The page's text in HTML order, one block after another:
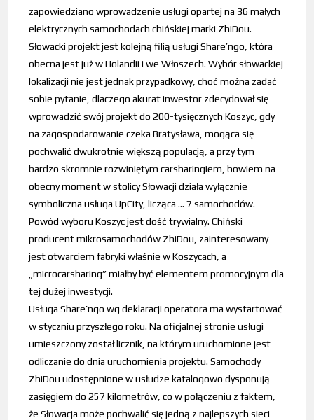
zapowiedziano wprowadzenie usługi opartej na 36 małych
elektrycznych samochodach chińskiej marki ZhiDou.
Słowacki projekt jest kolejną filią usługi Share’ngo, która
obecna jest już w Holandii i we Włoszech. Wybór słowackiej
lokalizacji nie jest jednak przypadkowy, choć można zadać
sobie pytanie, dlaczego akurat inwestor zdecydował się
wprowadzić swój projekt do 200-tysięcznych Koszyc, gdy
na zagospodarowanie czeka Bratysława, mogąca się
pochwalić dwukrotnie większą populacją, a przy tym
bardzo skromnie rozwiniętym carsharingiem, bowiem na
obecny moment w stolicy Słowacji działa wyłącznie
symboliczna usługa UpCity, licząca … 7 samochodów.
Powód wyboru Koszyc jest dość trywialny. Chiński
producent mikrosamochodów ZhiDou, zainteresowany
jest otwarciem fabryki właśnie w Koszycach, a
„microcarsharing” miałby być elementem promocyjnym dla
tej dużej inwestycji.
Usługa Share’ngo wg deklaracji operatora ma wystartować
w styczniu przyszłego roku. Na oficjalnej stronie usługi
umieszczony został licznik, na którym uruchomione jest
odliczanie do dnia uruchomienia projektu. Samochody
ZhiDou udostępnione w usłudze katalogowo dysponują
zasięgiem do 257 kilometrów, co w połączeniu z faktem,
że Słowacja może pochwalić się jedną z najlepszych sieci